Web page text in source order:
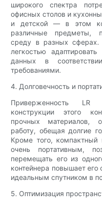
широкого спектра
офисных столов и
и детской — в этом
различные предметы,
среду в разных сферах.
легкостью
данных в
требованиями.
4. Долговечность и
Приверженность LR
конструкции этого
прочных материалов,
работу, обещая долгие
Кроме того,
очень портативным,
перемещать его из
контейнера повышает его
идеальным спутником в
5. Оптимизация